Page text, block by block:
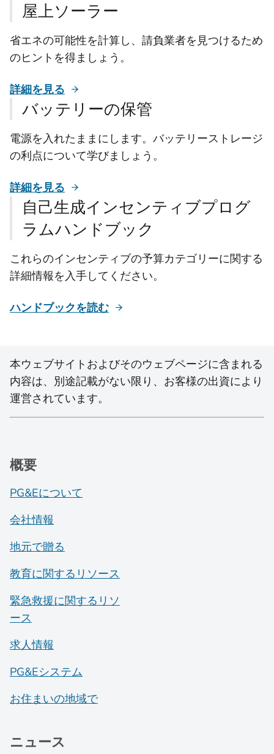
屋上ソーラー
省エネの可能性を計算し、請負業者を見つけるため
のヒントを得ましょう。
詳細を見る
バッテリーの保管
電源を入れたままにします。バッテリーストレージ
の利点について学びましょう。
詳細を見る
自己生成インセンティブプログ
ラムハンドブック
これらのインセンティブの予算カテゴリーに関する
詳細情報を入手してください。
ハンドブックを読む
本ウェブサイトおよびそのウェブページに含まれる
内容は、別途記載がない限り、お客様の出資により
運営されています。
概要
PG&Eについて
会社情報
地元で贈る
教育に関するリソース
緊急救援に関するリソ
ース
求人情報
PG&Eシステム
お住まいの地域で
ニュース